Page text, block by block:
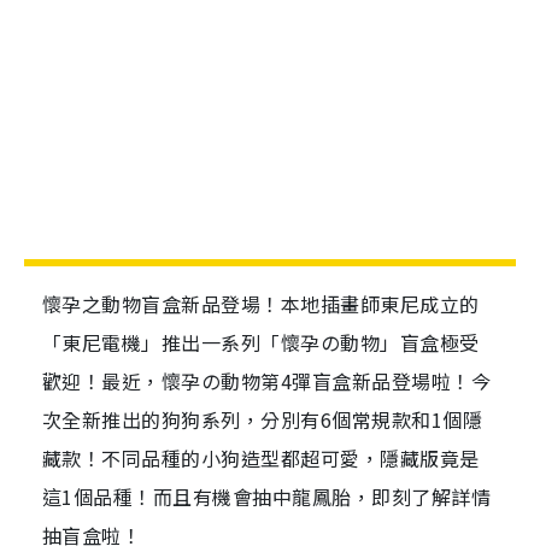
懷孕之動物盲盒新品登場！本地插畫師東尼成立的
「東尼電機」推出一系列「懷孕の動物」盲盒極受
歡迎！最近，懷孕の動物第4彈盲盒新品登場啦！今
次全新推出的狗狗系列，分別有6個常規款和1個隱
藏款！不同品種的小狗造型都超可愛，隱藏版竟是
這1個品種！而且有機會抽中龍鳳胎，即刻了解詳情
抽盲盒啦！